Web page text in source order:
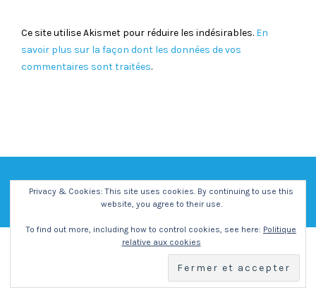
Ce site utilise Akismet pour réduire les indésirables. En
savoir plus sur la façon dont les données de vos
commentaires sont traitées.
Privacy & Cookies: This site uses cookies. By continuing to use this
website, you agree to their use.
To find out more, including how to control cookies, see here: Politique
relative aux cookies
Copyright - Centre Social et Culturel Vent des Iles -Mentions